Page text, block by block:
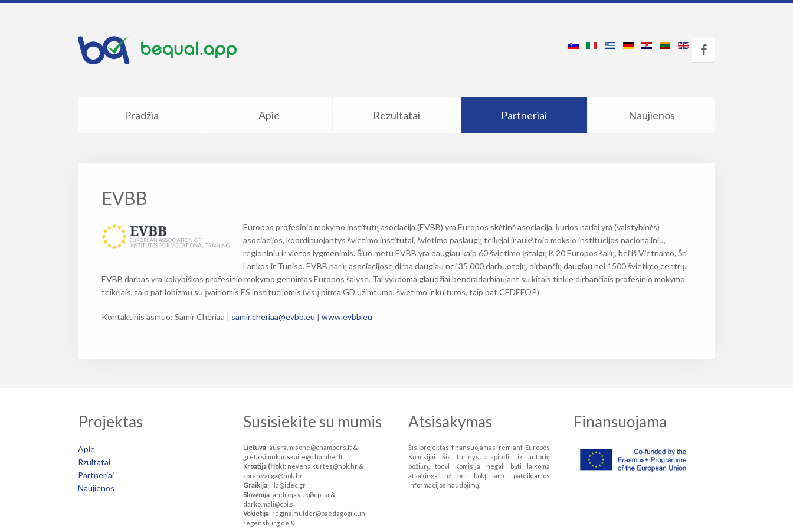
Pradžia Apie Rezultatai Partneriai Naujienos
EVBB
Europos profesinio mokymo institutų asociacija (EVBB) yra Europos skėtinė asociacija, kurios nariai yra (valstybinės)
asociacijos, koordinuojantys švietimo institutai, švietimo paslaugų teikėjai ir aukštojo mokslo institucijos nacionaliniu,
regioniniu ir vietos lygmenimis. Šiuo metu EVBB yra daugiau kaip 60 švietimo įstaigų iš 20 Europos šalių, bei iš Vietnamo, Šri
Lankos ir Tuniso. EVBB narių asociacijose dirba daugiau nei 35 000 darbuotojų, dirbančių daugiau nei 1500 švietimo centrų.
EVBB darbas yra kokybiškas profesinio mokymo gerinimas Europos šalyse. Tai vykdoma glaudžiai bendradarbiaujant su kitais tinkle dirbančiais profesinio mokymo
teikėjais, taip pat lobizmu su įvairiomis ES institucijomis (visų pirma GD užimtumo, švietimo ir kultūros, taip pat CEDEFOP).
Kontaktinis asmuo: Samir Cheriaa | samir.cheriaa@evbb.eu | www.evbb.eu
Projektas
Apie
Rzultatai
Partneriai
Naujienos
Susisiekite su mumis
Lietuva: ausra.misone@chambers.lt &
greta.simukauskaite@chamber.lt
Kroatija (Hok): nevena.kurtes@hok.hr &
zoran.varga@hok.hr
Graikija: lila@idec.gr
Slovėnija: andreja.vuk@cpi.si &
darko.mali@cpi.si
Vokietija: regina.mulder@paedagogik.uni-
regensburg.de &
Atsisakymas
Šis projektas finansuojamas remiant Europos
Komisijai. Šis turinys atspindi tik autorių
požiūrį, todėl Komisija negali būti laikoma
atsakinga už bet kokį jame pateikiamos
informacijos naudojimą.
Finansuojama